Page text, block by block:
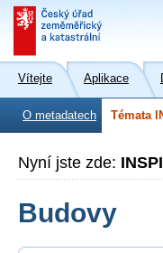
Vítejte Aplikace
O metadatech Témata
Nyní jste zde:
Budovy